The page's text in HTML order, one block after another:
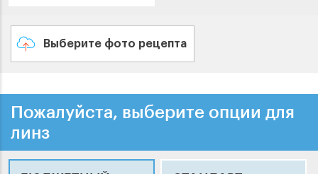
Выберите фото рецепта
Пожалуйста, выберите опции для
линз